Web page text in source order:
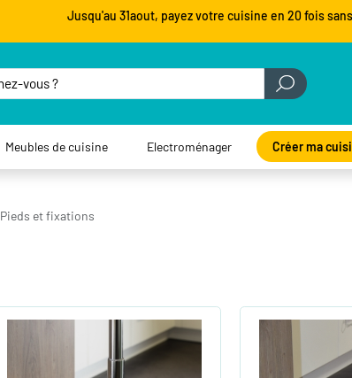
Jusqu'au 31aout, payez votre cuisine en 20 fois
Meubles de cuisine Electroménager Créer ma
Pieds et fixations